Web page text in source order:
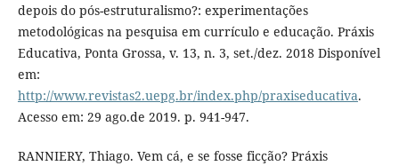
depois do pós-estruturalismo?: experimentações
metodológicas na pesquisa em currículo e educação. Práxis
Educativa, Ponta Grossa, v. 13, n. 3, set./dez. 2018 Disponível
em:
http://www.revistas2.uepg.br/index.php/praxiseducativa.
Acesso em: 29 ago.de 2019. p. 941-947.
RANNIERY, Thiago. Vem cá, e se fosse ficção? Práxis